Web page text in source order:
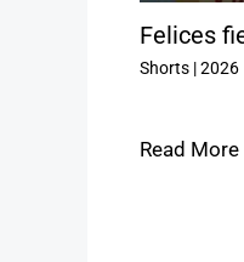
Felices
Shorts|2026
Read More